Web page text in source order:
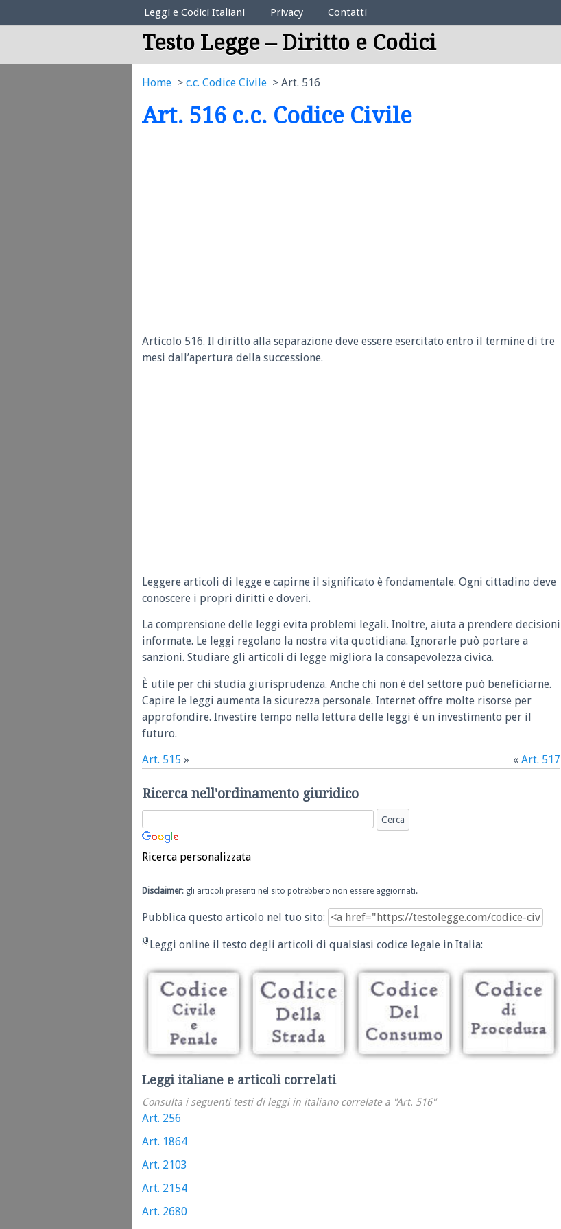
Elenco Codici Legali
Leggi e Codici Italiani Privacy Contatti
Testo Legge – Diritto e Codici
Home c.c. Codice Civile Art. 516
Art. 516 c.c. Codice Civile
Articolo 516. Il diritto alla separazione deve essere esercitato entro il termine di tre
mesi dall’apertura della successione.
Leggere articoli di legge e capirne il significato è fondamentale. Ogni cittadino deve
conoscere i propri diritti e doveri.
La comprensione delle leggi evita problemi legali. Inoltre, aiuta a prendere decisioni
informate. Le leggi regolano la nostra vita quotidiana. Ignorarle può portare a
sanzioni. Studiare gli articoli di legge migliora la consapevolezza civica.
È utile per chi studia giurisprudenza. Anche chi non è del settore può beneficiarne.
Capire le leggi aumenta la sicurezza personale. Internet offre molte risorse per
approfondire. Investire tempo nella lettura delle leggi è un investimento per il
futuro.
Art. 515 » « Art. 517
Ricerca nell'ordinamento giuridico
Ricerca personalizzata
Disclaimer: gli articoli presenti nel sito potrebbero non essere aggiornati.
Pubblica questo articolo nel tuo sito:
Leggi online il testo degli articoli di qualsiasi codice legale in Italia:
Leggi italiane e articoli correlati
Consulta i seguenti testi di leggi in italiano correlate a "Art. 516"
Art. 256
Art. 1864
Art. 2103
Art. 2154
Art. 2680